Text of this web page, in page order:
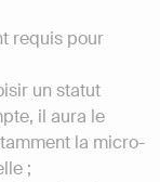
requis pour
un statut
il aura le
la micro-
;